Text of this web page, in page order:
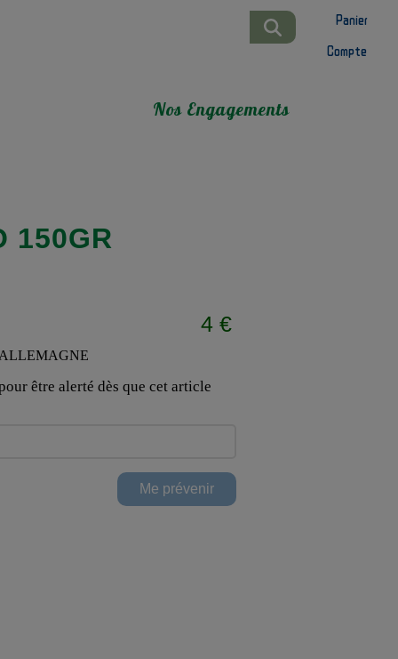
Panier
Compte
Nos Engagements
150GR
4 €
être alerté dès que cet article